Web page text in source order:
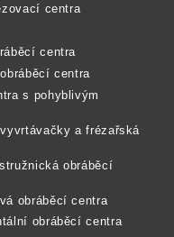
centra
centra
centra
s pohyblivým
a frézařská
obráběcí
obráběcí centra
obráběcí centra